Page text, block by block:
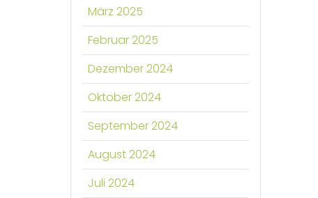
März 2025
Februar 2025
Dezember 2024
Oktober 2024
September 2024
August 2024
Juli 2024